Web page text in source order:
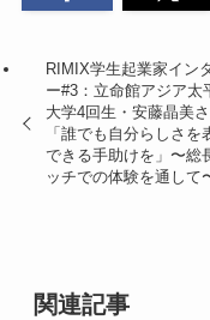
RIMIX学生起業家イン
ー#3：立命館アジア太
大学4回生・安藤晶美
「誰でも自分らしさを
できる手助けを」〜総
ッチでの体験を通して
関連記事